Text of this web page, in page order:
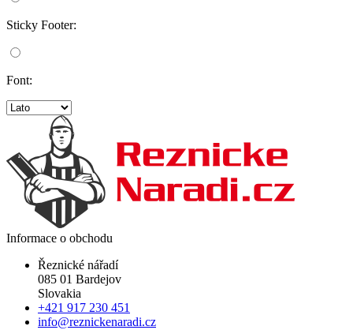
Sticky Footer:
Font:
Informace o obchodu
Řeznické nářadí
085 01 Bardejov
Slovakia
+421 917 230 451
info@reznickenaradi.cz